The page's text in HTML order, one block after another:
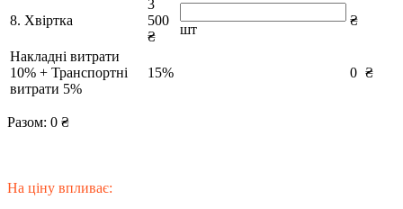
8. Хвіртка
3
500
₴
шт
₴
Накладні витрати
10% + Транспортні
витрати 5%
15% 0 ₴
Разом: 0 ₴
На ціну впливає: